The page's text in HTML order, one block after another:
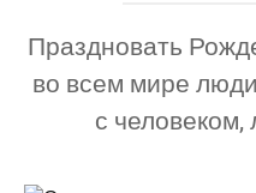
Праздновать
во всем мире
с